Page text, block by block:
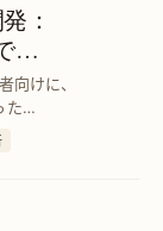
：
への高速
ダリング
向けに、
た
の手法を解説。